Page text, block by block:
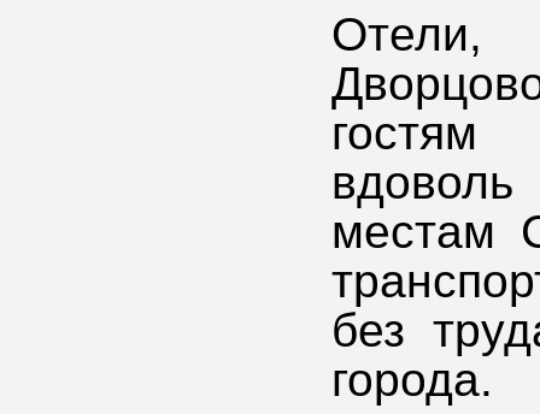
Отели,
гостям
местам
без
города.